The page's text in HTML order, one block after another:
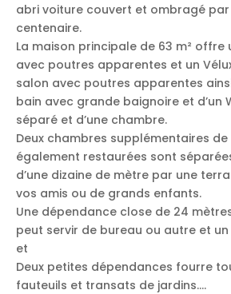
abri voiture couvert et ombragé
centenaire.
La maison principale de 63 m² offre
avec poutres apparentes et un
salon avec poutres apparentes
bain avec grande baignoire et d’un
séparé et d’une chambre.
Deux chambres supplémentaires de
également restaurées sont
d’une dizaine de mètre par une
vos amis ou de grands enfants.
Une dépendance close de 24
peut servir de bureau ou autre et
et
Deux petites dépendances fourre
fauteuils et transats de jardins….